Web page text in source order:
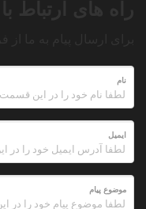
نام
ایمیل
موضوع پیام